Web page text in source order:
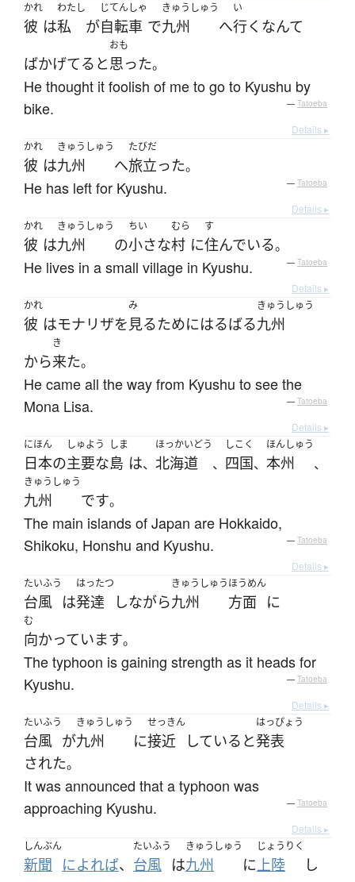
かれ
彼 は
わたし
私 が
じてんしゃ
自転車 で
きゅうしゅう
九州 へ
い
行く なんて
ばかげてる と
おも
思った。
He thought it foolish of me to go to Kyushu by
bike.
— Tatoeba
Details ▸
かれ
彼 は
きゅうしゅう
九州 へ
たびだ
旅立った。
He has left for Kyushu. — Tatoeba
Details ▸
かれ
彼 は
きゅうしゅう
九州 の
ちい
小さな
むら
村 に
す
住んでいる。
He lives in a small village in Kyushu. — Tatoeba
Details ▸
かれ
彼 はモナリザを
み
見るためにはるばる
きゅうしゅう
九州
から
き
来た。
He came all the way from Kyushu to see the
Mona Lisa.
— Tatoeba
Details ▸
にほん
日本の
しゅよう
主要な
しま
島 は、
ほっかいどう
北海道 、
しこく
四国、
ほんしゅう
本州 、
きゅうしゅう
九州 です。
The main islands of Japan are Hokkaido,
Shikoku, Honshu and Kyushu.
— Tatoeba
Details ▸
たいふう
台風 は
はったつ
発達 しながら
きゅうしゅう
九州
ほうめん
方面 に
む
向かっています。
The typhoon is gaining strength as it heads for
Kyushu.
— Tatoeba
Details ▸
たいふう
台風 が
きゅうしゅう
九州 に
せっきん
接近 している と
はっぴょう
発表
された。
It was announced that a typhoon was
approaching Kyushu.
— Tatoeba
Details ▸
しんぶん
新聞 によれば、
たいふう
台風 は
きゅうしゅう
九州 に
じょうりく
上陸
し